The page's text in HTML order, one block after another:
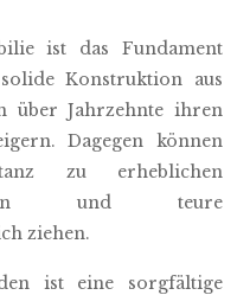
ist das Fundament
Konstruktion aus
über Jahrzehnte ihren
Dagegen können
zu erheblichen
und teure
ziehen.
ist eine sorgfältige